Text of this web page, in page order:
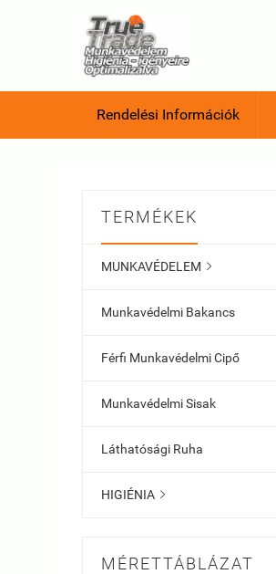
Rendelési Információk
TERMÉKEK
MUNKAVÉDELEM 
Munkavédelmi Bakancs
Férfi Munkavédelmi Cipő
Munkavédelmi Sisak
Láthatósági Ruha
HIGIÉNIA 
MÉRETTÁBLÁZAT